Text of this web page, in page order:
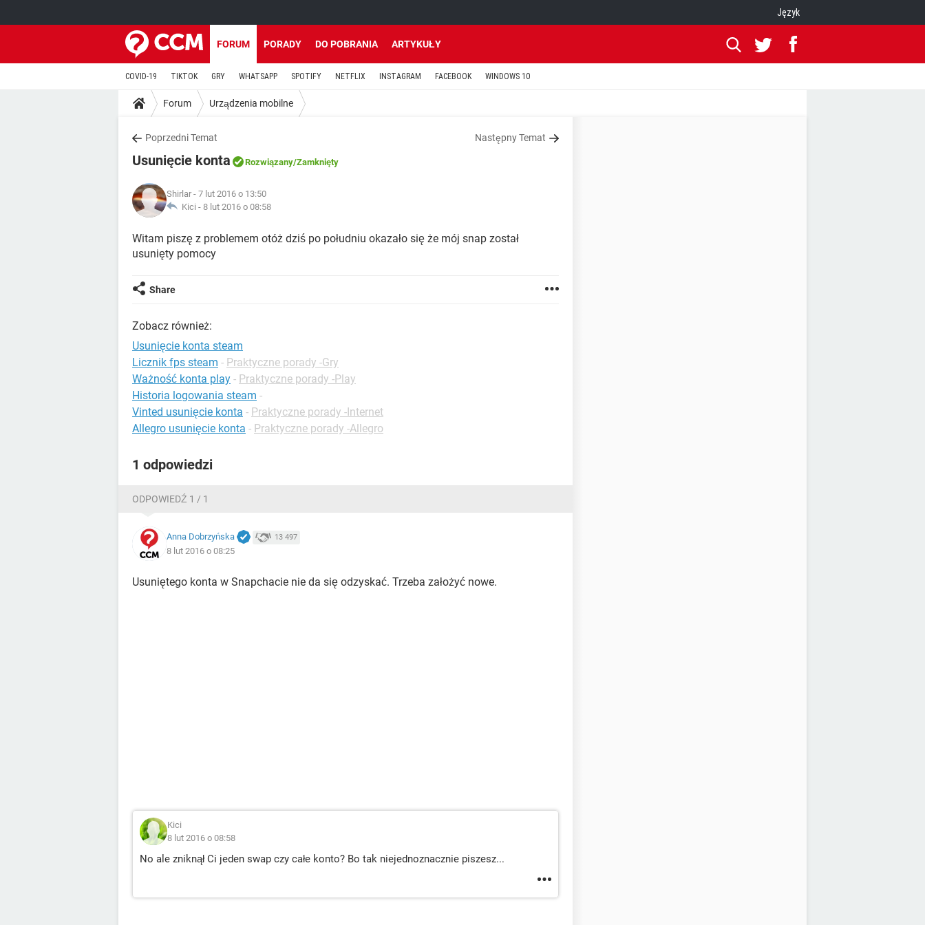
Język
FORUM PORADY DO POBRANIA ARTYKUŁY
COVID-19 TIKTOK GRY WHATSAPP SPOTIFY NETFLIX INSTAGRAM FACEBOOK WINDOWS 10
Forum Urządzenia mobilne
Poprzedni Temat Następny Temat
Usunięcie konta Rozwiązany/Zamknięty
Shirlar - 7 lut 2016 o 13:50
Kici - 8 lut 2016 o 08:58
Witam piszę z problemem otóż dziś po południu okazało się że mój snap został
usunięty pomocy
Share
Zobacz również:
Usunięcie konta steam
Licznik fps steam - Praktyczne porady -Gry
Ważność konta play - Praktyczne porady -Play
Historia logowania steam -
Vinted usunięcie konta - Praktyczne porady -Internet
Allegro usunięcie konta - Praktyczne porady -Allegro
1 odpowiedzi
ODPOWIEDŹ 1 / 1
Anna Dobrzyńska 13 497
8 lut 2016 o 08:25
Usuniętego konta w Snapchacie nie da się odzyskać. Trzeba założyć nowe.
Kici
8 lut 2016 o 08:58
No ale zniknął Ci jeden swap czy całe konto? Bo tak niejednoznacznie piszesz...